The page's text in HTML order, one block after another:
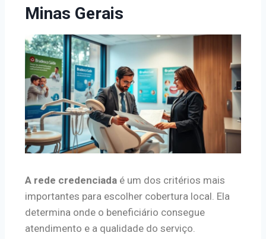
Minas Gerais
A rede credenciada é um dos critérios mais
importantes para escolher cobertura local. Ela
determina onde o beneficiário consegue
atendimento e a qualidade do serviço.